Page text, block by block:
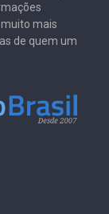
mais
de quem um